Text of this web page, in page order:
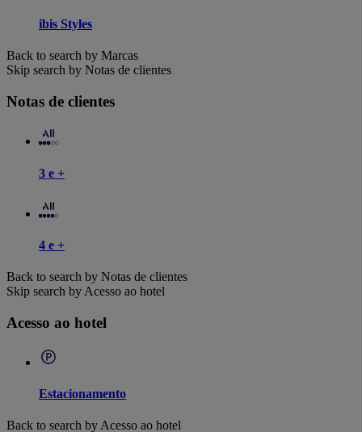
ibis Styles
Back to search by Marcas
Skip search by Notas de clientes
Notas de clientes
3 e +
4 e +
Back to search by Notas de clientes
Skip search by Acesso ao hotel
Acesso ao hotel
Estacionamento
Back to search by Acesso ao hotel